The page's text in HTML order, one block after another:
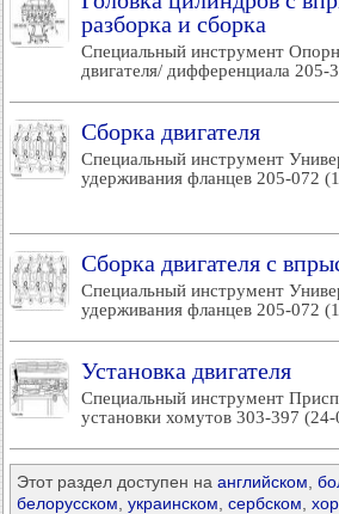
разборка и сборка
Специальный инструмент
двигателя/ дифференциала
Сборка двигателя
Специальный инструмент
удерживания фланцев 205-072
Сборка двигателя с
Специальный инструмент
удерживания фланцев 205-072
Установка двигателя
Специальный инструмент
установки хомутов 303-397
Этот раздел доступен на английском
белорусском украинском сербском